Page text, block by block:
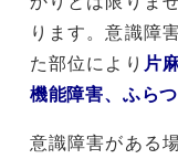
ります。意識障
た部位により 片
機能障害、ふら
意識障害がある